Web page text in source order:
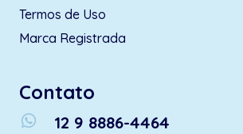
Termos de Uso
Marca Registrada
Contato
whatsapp
12 9 8886-4464